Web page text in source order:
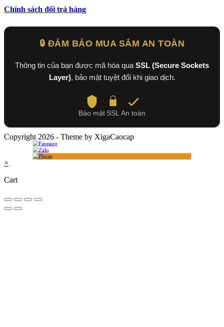
Chính sách đổi trả hàng
🔒 ĐẢM BẢO MUA SẮM AN TOÀN
Thông tin của bạn được mã hóa qua SSL (Secure Sockets
Layer), bảo mật tuyệt đối khi giao dịch.
Bảo mật SSL An toàn
Copyright 2026 - Theme by XigaCaocap
×
Cart